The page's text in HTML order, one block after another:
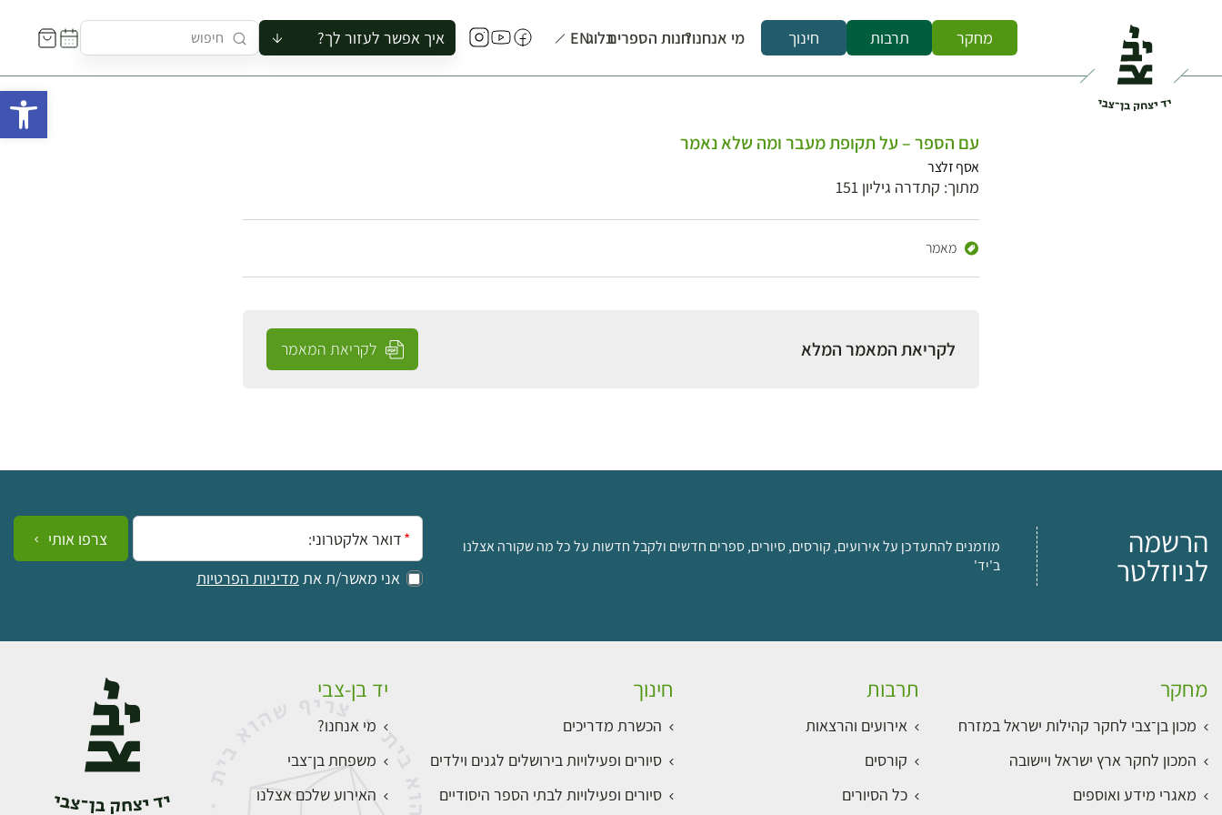
מחקר תרבות חינוך מי אנחנו?חנות הספריםבלוגEN איך אפשר לעזור לך?
להזמין סיור לקבוצה
עם הספר – על תקופת מעבר ומה שלא נאמר
אסף זלצר
מתוך: קתדרה גיליון 151
מאמר
לקריאת המאמר המלא לקריאת המאמר
הרשמה
לניוזלטר
מוזמנים להתעדכן על אירועים, קורסים, סיורים, ספרים חדשים ולקבל חדשות על כל מה שקורה אצלנו
ב'יד'
אימייל:
אני מאשר/ת את מדיניות הפרטיות
צרפו אותי
מחקר
מכון בן־צבי לחקר קהילות ישראל במזרח
המכון לחקר ארץ ישראל ויישובה
מאגרי מידע ואוספים
תרבות
אירועים והרצאות
קורסים
כל הסיורים
חינוך
הכשרת מדריכים
סיורים ופעילויות בירושלים לגנים וילדים
סיורים ופעילויות לבתי הספר היסודיים
יד בן-צבי
מי אנחנו?
משפחת בן־צבי
האירוע שלכם אצלנו